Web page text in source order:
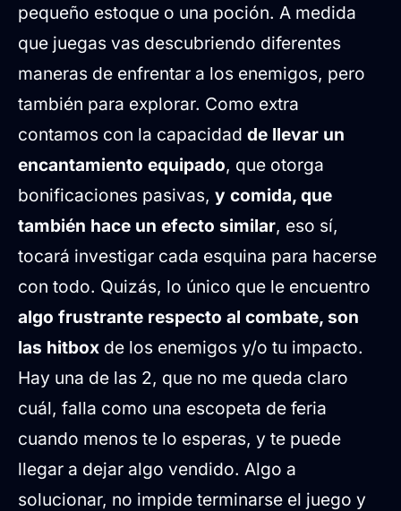
pequeño estoque o una poción. A medida
que juegas vas descubriendo diferentes
maneras de enfrentar a los enemigos, pero
también para explorar. Como extra
contamos con la capacidad de llevar un
encantamiento equipado, que otorga
bonificaciones pasivas, y comida, que
también hace un efecto similar, eso sí,
tocará investigar cada esquina para hacerse
con todo. Quizás, lo único que le encuentro
algo frustrante respecto al combate, son
las hitbox de los enemigos y/o tu impacto.
Hay una de las 2, que no me queda claro
cuál, falla como una escopeta de feria
cuando menos te lo esperas, y te puede
llegar a dejar algo vendido. Algo a
solucionar, no impide terminarse el juego y